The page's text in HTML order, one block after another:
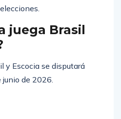
juega Brasil
y Escocia se disputará
de 2026.